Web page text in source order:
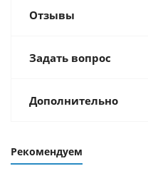
Отзывы
Задать вопрос
Дополнительно
Рекомендуем